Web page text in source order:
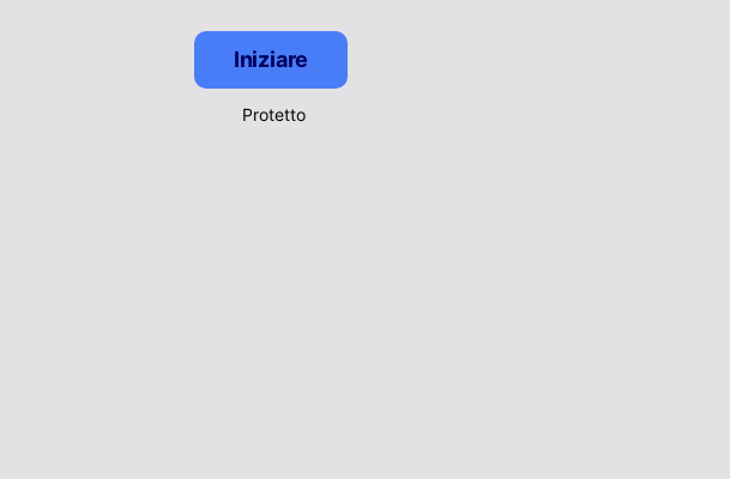
Iniziare
Protetto